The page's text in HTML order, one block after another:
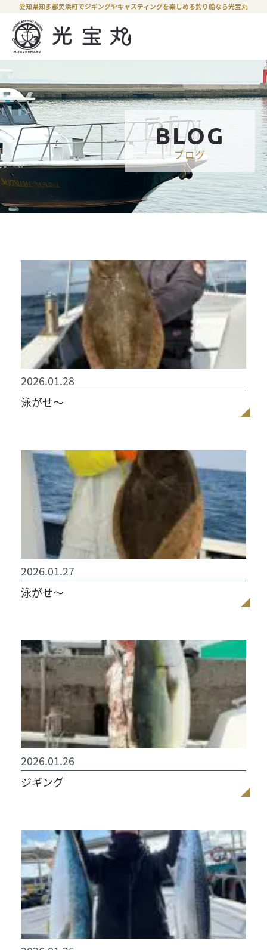
愛知県知多郡美浜町でジギングやキャスティングを楽しめる釣り船なら光宝丸
BLOG
ブログ
2026.01.28
泳がせ〜
2026.01.27
泳がせ〜
2026.01.26
ジギング